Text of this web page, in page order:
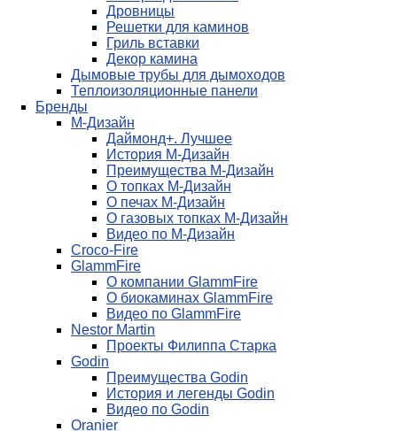
Дровницы
Решетки для каминов
Гриль вставки
Декор камина
Дымовые трубы для дымоходов
Теплоизоляционные панели
Бренды
М-Дизайн
Даймонд+. Лучшее
История М-Дизайн
Преимущества М-Дизайн
О топках М-Дизайн
О печах М-Дизайн
О газовых топках М-Дизайн
Видео по М-Дизайн
Croco-Fire
GlammFire
О компании GlammFire
О биокаминах GlammFire
Видео по GlammFire
Nestor Martin
Проекты Филиппа Старка
Godin
Преимущества Godin
История и легенды Godin
Видео по Godin
Oranier